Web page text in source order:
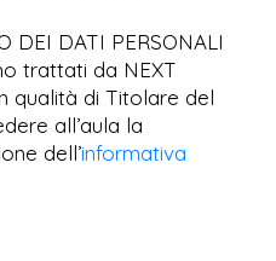
DEI DATI PERSONALI
trattati da NEXT
qualità di Titolare del
all’aula la
dell’informativa